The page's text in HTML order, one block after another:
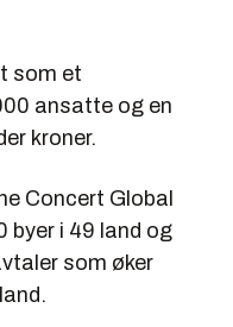
som et
ansatte og en
kroner.
Concert Global
byer i 49 land og
som øker